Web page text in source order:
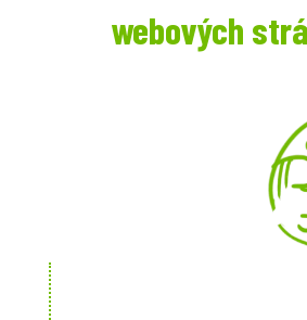
webových